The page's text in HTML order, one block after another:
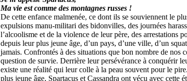
Ma vie est comme des montagnes russes !
De cette enfance malmenée, ce dont ils se souviennent le
expulsions manu-militari des bidonvilles, des journées
l’alcoolisme et de la violence de leur père, des arrestations
depuis leur plus jeune âge, d’un pays, d’une ville, d’un
jamais. Confrontés à des situations que bon nombre de
question de survie. Derrière leur persévérance à conquérir
existe une réalité qui leur colle à la peau souvent pour le
plus jeune âge, Spartacus et Cassandra ont vécu avec cette